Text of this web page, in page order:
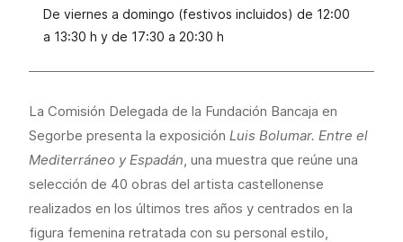
De viernes a domingo (festivos incluidos) de 12:00
a 13:30 h y de 17:30 a 20:30 h
La Comisión Delegada de la Fundación Bancaja en
Segorbe presenta la exposición Luis Bolumar. Entre el
Mediterráneo y Espadán, una muestra que reúne una
selección de 40 obras del artista castellonense
realizados en los últimos tres años y centrados en la
figura femenina retratada con su personal estilo,